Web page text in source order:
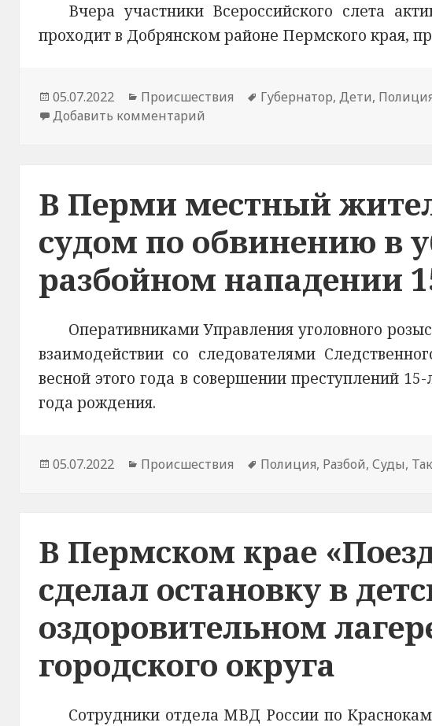
Вчера участники Всероссийского слета
проходит в Добрянском районе Пермского края,
Опубликовано
05.07.2022 Рубрики
Происшествия Метки
Губернатор,Дети,
Добавить комментарий
В Перми местный
судом по обвинению в
разбойном нападении
Оперативниками Управления уголовного
взаимодействии со следователями
весной этого года в совершении преступлений
года рождения.
Опубликовано
05.07.2022 Рубрики
Происшествия Метки
Полиция, Разбой,Суды,
В Пермском крае
сделал остановку в
оздоровительном
городского округа
Сотрудники отдела МВД России по